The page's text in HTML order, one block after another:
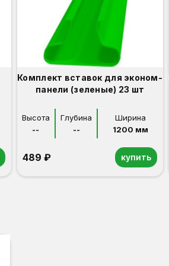
Комплект вставок для эконом-
панели (зеленые) 23 шт
Высота
--
Глубина
--
Ширина
1200 мм
489 ₽ купить